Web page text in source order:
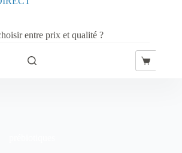
entre prix et qualité ?
Panier